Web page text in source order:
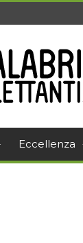
Eccellenza